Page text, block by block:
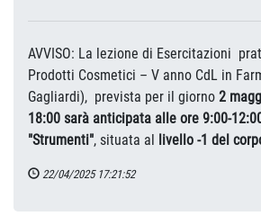
AVVISO: La lezione di Esercitazioni
Prodotti Cosmetici – V anno CdL in
Gagliardi), prevista per il giorno 2
18:00 sarà anticipata alle ore 9:00-
"Strumenti", situata al livello -1 del
22/04/2025 17:21:52